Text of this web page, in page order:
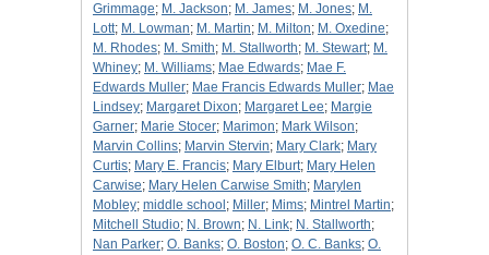
Grimmage; M. Jackson; M. James; M. Jones; M.
Lott; M. Lowman; M. Martin; M. Milton; M. Oxedine;
M. Rhodes; M. Smith; M. Stallworth; M. Stewart; M.
Whiney; M. Williams; Mae Edwards; Mae F.
Edwards Muller; Mae Francis Edwards Muller; Mae
Lindsey; Margaret Dixon; Margaret Lee; Margie
Garner; Marie Stocer; Marimon; Mark Wilson;
Marvin Collins; Marvin Stervin; Mary Clark; Mary
Curtis; Mary E. Francis; Mary Elburt; Mary Helen
Carwise; Mary Helen Carwise Smith; Marylen
Mobley; middle school ; Miller; Mims; Mintrel Martin;
Mitchell Studio; N. Brown; N. Link; N. Stallworth;
Nan Parker; O. Banks; O. Boston; O. C. Banks; O.